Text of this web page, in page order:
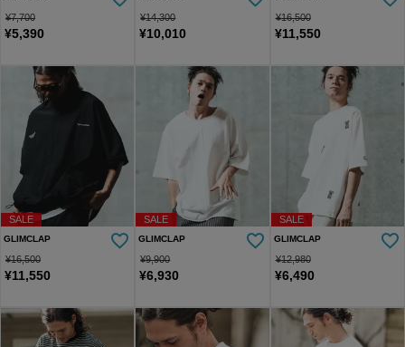
¥7,700
¥5,390
¥14,300
¥10,010
¥16,500
¥11,550
SALE
GLIMCLAP
¥16,500
¥11,550
SALE
GLIMCLAP
¥9,900
¥6,930
SALE
GLIMCLAP
¥12,980
¥6,490